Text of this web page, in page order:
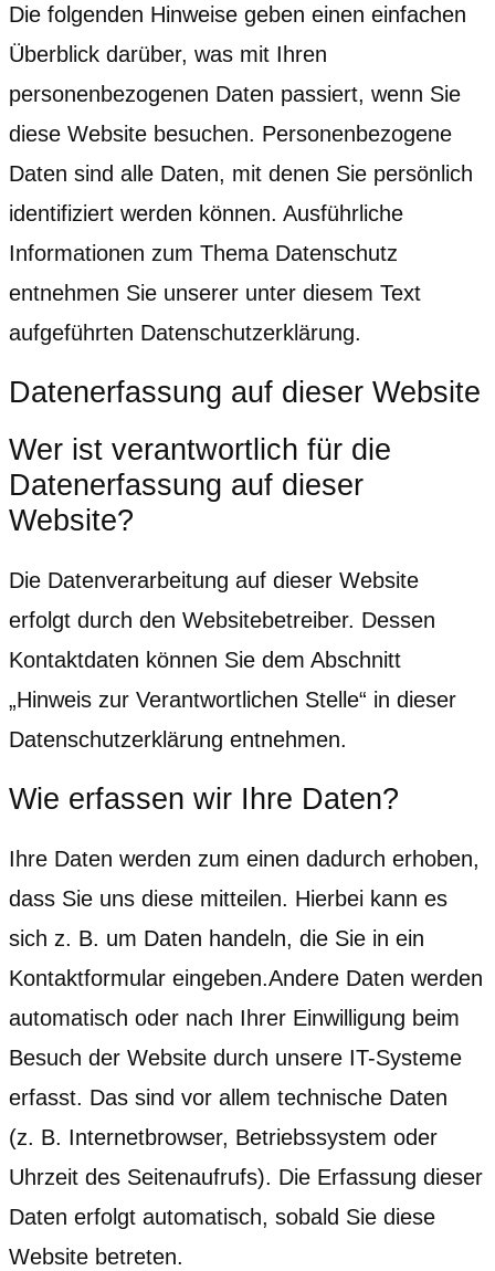
Die folgenden Hinweise geben einen einfachen
Überblick darüber, was mit Ihren
personenbezogenen Daten passiert, wenn Sie
diese Website besuchen. Personenbezogene
Daten sind alle Daten, mit denen Sie persönlich
identifiziert werden können. Ausführliche
Informationen zum Thema Datenschutz
entnehmen Sie unserer unter diesem Text
aufgeführten Datenschutzerklärung.
Datenerfassung auf dieser Website
Wer ist verantwortlich für die
Datenerfassung auf dieser
Website?
Die Datenverarbeitung auf dieser Website
erfolgt durch den Websitebetreiber. Dessen
Kontaktdaten können Sie dem Abschnitt
„Hinweis zur Verantwortlichen Stelle“ in dieser
Datenschutzerklärung entnehmen.
Wie erfassen wir Ihre Daten?
Ihre Daten werden zum einen dadurch erhoben,
dass Sie uns diese mitteilen. Hierbei kann es
sich z. B. um Daten handeln, die Sie in ein
Kontaktformular eingeben.Andere Daten werden
automatisch oder nach Ihrer Einwilligung beim
Besuch der Website durch unsere IT-Systeme
erfasst. Das sind vor allem technische Daten
(z. B. Internetbrowser, Betriebssystem oder
Uhrzeit des Seitenaufrufs). Die Erfassung dieser
Daten erfolgt automatisch, sobald Sie diese
Website betreten.